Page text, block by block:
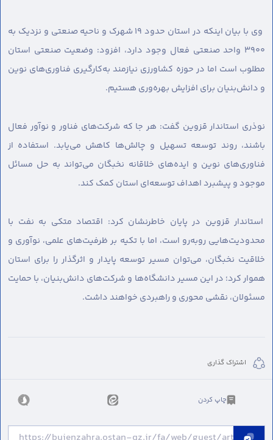
وی با بیان اینکه در استان حدود ۱۹ شهرک و ناحیه صنعتی و نزدیک به
۳۹۰۰ واحد صنعتی فعال وجود دارد، افزود: وضعیت صنعتی استان
مطلوب است اما در حوزه کشاورزی نیازمند به‌کارگیری فناوری‌های نوین
و دانش‌بنیان برای افزایش بهره‌وری هستیم.
نوذری استاندار قزوین گفت: هر جا که شرکت‌های فناور و نوآور فعال
باشند، روند توسعه تسهیل و چالش‌ها کاهش می‌یابد. استفاده از
فناوری‌های نوین و ایده‌های خلاقانه نخبگان می‌تواند به حل مسائل
موجود و پیشبرد اهداف توسعه‌ای استان کمک کند.
استاندار قزوین در پایان خاطرنشان کرد: اقتصاد متکی به نفت با
محدودیت‌هایی روبه‌رو است، اما با تکیه بر ظرفیت‌های علمی، نوآوری و
خلاقیت نخبگان، می‌توان مسیر توسعه پایدار و اثرگذار را برای استان
هموار کرد؛ در این مسیر دانشگاه‌ها و شرکت‌های دانش‌بنیان، با حمایت
مسئولان، نقشی محوری و راهبردی خواهند داشت.
اشتراک گذاری
چاپ کردن